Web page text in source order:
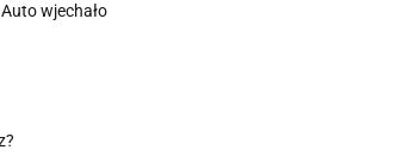
wjechało